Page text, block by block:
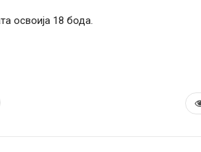
освоија 18 бода.